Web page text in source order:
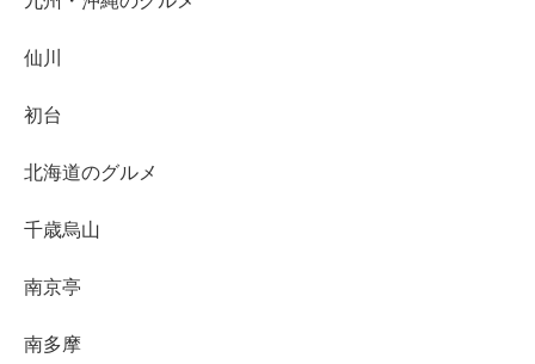
仙川
初台
北海道のグルメ
千歳烏山
南京亭
南多摩